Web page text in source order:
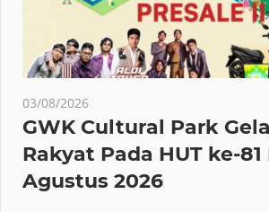
03/08/2026
GWK Cultural Park
Rakyat Pada HUT ke-81
Agustus 2026